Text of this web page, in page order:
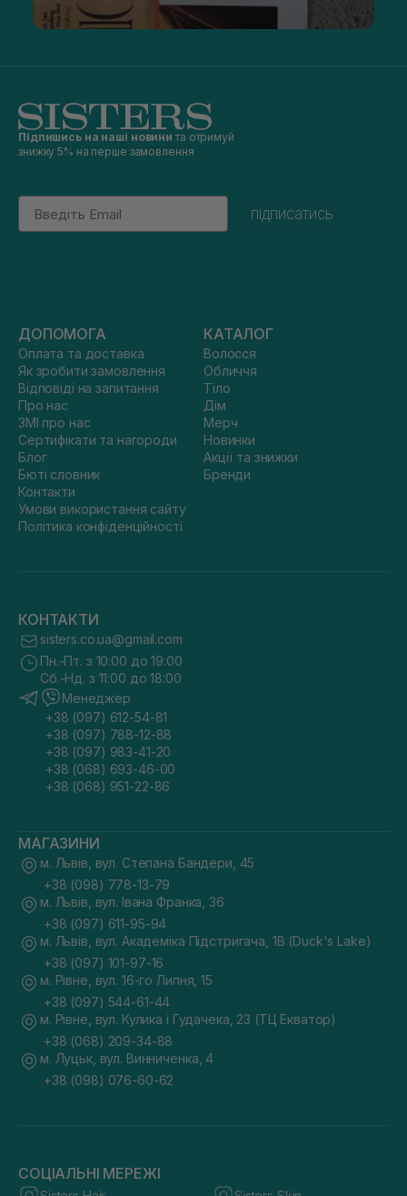
Підпишись на наші новини та отримуй
знижку 5% на перше замовлення
Email
підписатись
ДОПОМОГА
Оплата та доставка
Як зробити замовлення
Відповіді на запитання
Про нас
ЗМІ про нас
Сертифікати та нагороди
Блог
Бюті словник
Контакти
Умови використання сайту
Політика конфіденційності
КАТАЛОГ
Волосся
Обличчя
Тіло
Дім
Мерч
Новинки
Акції та знижки
Бренди
КОНТАКТИ
sisters.co.ua@gmail.com
Пн.-Пт. з 10:00 до 19:00
Сб.-Нд. з 11:00 до 18:00
Менеджер
+38 (097) 612-54-81
+38 (097) 788-12-88
+38 (097) 983-41-20
+38 (068) 693-46-00
+38 (068) 951-22-86
МАГАЗИНИ
м. Львів, вул. Степана Бандери, 45
+38 (098) 778-13-79
м. Львів, вул. Івана Франка, 36
+38 (097) 611-95-94
м. Львів, вул. Академіка Підстригача, 1В (Duck's Lake)
+38 (097) 101-97-16
м. Рівне, вул. 16-го Липня, 15
+38 (097) 544-61-44
м. Рівне, вул. Кулика і Гудачека, 23 (ТЦ Екватор)
+38 (068) 209-34-88
м. Луцьк, вул. Винниченка, 4
+38 (098) 076-60-62
СОЦІАЛЬНІ МЕРЕЖІ